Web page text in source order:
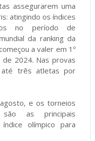
assegurarem uma
atingindo os índices
no período de
da ranking da
a valer em 1º
2024. Nas provas
até três atletas por
e os torneios
são as principais
olímpico para